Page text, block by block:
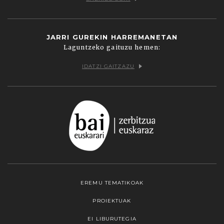
JARRI GUREKIN HARREMANETAN
Laguntzeko gaituzu hemen:
IDATZI GAITZAZU
EREMU TEMATIKOAK
PROIEKTUAK
EI LIBURUTEGIA